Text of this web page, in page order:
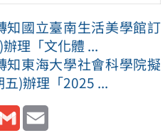
知國立臺南生活美學館訂
理「文化體 ...
知東海大學社會科學院擬
)辦理「2025 ...
Gmail